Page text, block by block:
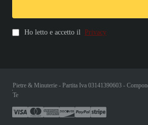
Ho letto e accetto il Privacy
Pietre & Minuterie - Partita Iva 03141390603 -
Te